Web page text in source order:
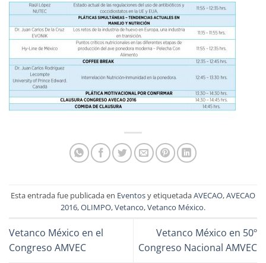
Esta entrada fue publicada en Eventosy etiquetadaAVECAO,AVECAO
2016,OLIMPO,Vetanco,Vetanco México.
Vetanco México en el
Congreso AMVEC
Vetanco México en 50º
Congreso Nacional AMVEC